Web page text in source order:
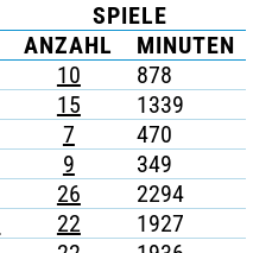
SPIELE
ANZAHL MINUTEN
10 878
15 1339
7 470
9 349
26 2294
22 1927